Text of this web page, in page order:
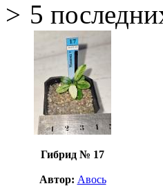
5
Гибрид № 17
Автор: Авось